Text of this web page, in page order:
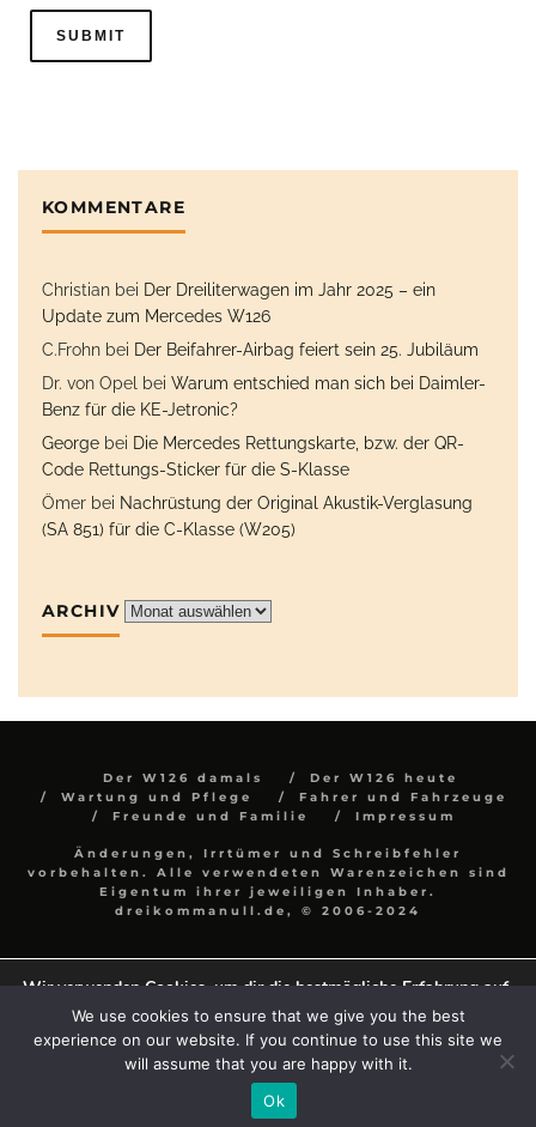
KOMMENTARE
Christian bei Der Dreiliterwagen im Jahr 2025 – ein
Update zum Mercedes W126
C.Frohn bei Der Beifahrer-Airbag feiert sein 25. Jubiläum
Dr. von Opel bei Warum entschied man sich bei Daimler-
Benz für die KE-Jetronic?
George bei Die Mercedes Rettungskarte, bzw. der QR-
Code Rettungs-Sticker für die S-Klasse
Ömer bei Nachrüstung der Original Akustik-Verglasung
(SA 851) für die C-Klasse (W205)
ARCHIV Archiv
Der W126 damals
Der W126 heute
Wartung und Pflege
Fahrer und Fahrzeuge
Freunde und Familie
Impressum
Änderungen, Irrtümer und Schreibfehler
vorbehalten. Alle verwendeten Warenzeichen sind
Eigentum ihrer jeweiligen Inhaber.
dreikommanull.de, © 2006-2024
Wir verwenden Cookies, um dir die bestmögliche Erfahrung auf
unserer Website zu bieten.
In den
Einstellungen
kannst du erfahren, welche Cookies wir
verwenden oder sie ausschalten.
We use cookies to ensure that we give you the best
experience on our website. If you continue to use this site we
will assume that you are happy with it.
Ok